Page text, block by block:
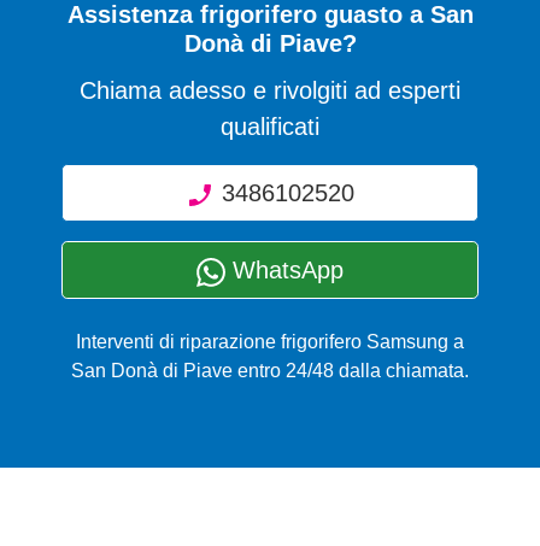
Assistenza frigorifero guasto a San
Donà di Piave?
Chiama adesso e rivolgiti ad esperti
qualificati
3486102520
WhatsApp
Interventi di riparazione frigorifero Samsung a
San Donà di Piave entro 24/48 dalla chiamata.